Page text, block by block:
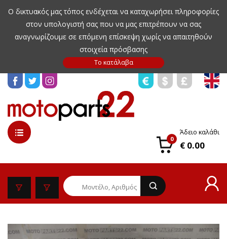
Ο δικτυακός μας τόπος ενδέχεται να καταχωρήσει πληροφορίες
στον υπολογιστή σας που να μας επιτρέπουν να σας
αναγνωρίζουμε σε επόμενη επίσκεψη χωρίς να απαιτηθούν
στοιχεία πρόσβασης
0
Άδειο καλάθι
€ 0.00